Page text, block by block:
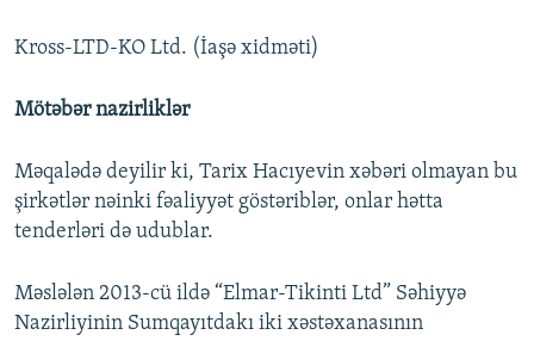
Kross-LTD-KO Ltd. (İaşə xidməti)
Mötəbər nazirliklər
Məqalədə deyilir ki, Tarix Hacıyevin xəbəri olmayan bu
şirkətlər nəinki fəaliyyət göstəriblər, onlar hətta
tenderləri də udublar.
Məslələn 2013-cü ildə “Elmar-Tikinti Ltd” Səhiyyə
Nazirliyinin Sumqayıtdakı iki xəstəxanasının